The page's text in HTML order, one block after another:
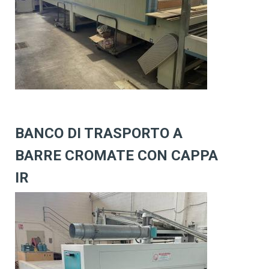
BANCO DI TRASPORTO A
BARRE CROMATE CON CAPPA
IR